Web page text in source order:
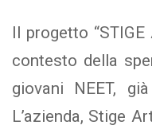
Il progetto
contesto della
giovani NEET,
L’azienda, Stige